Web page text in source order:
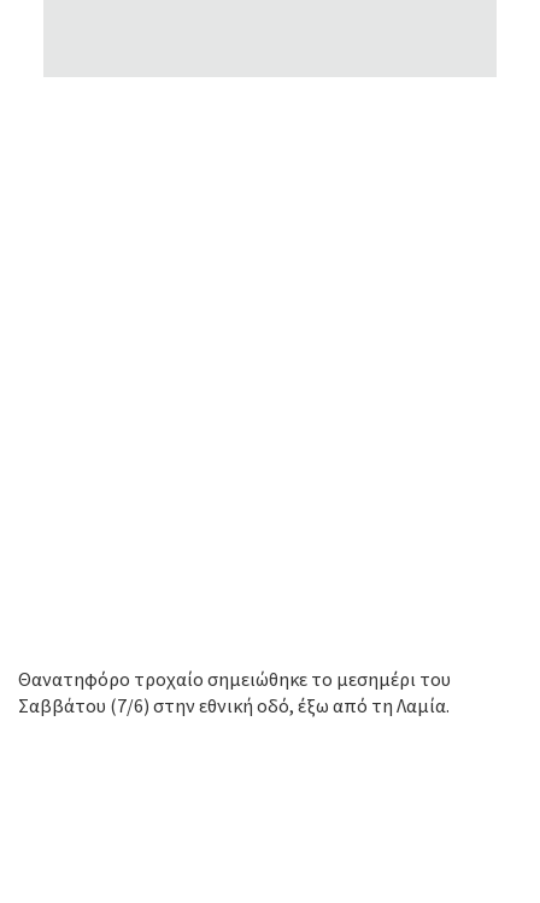
Θανατηφόρο τροχαίο σημειώθηκε το μεσημέρι του
Σαββάτου (7/6) στην εθνική οδό, έξω από τη Λαμία.